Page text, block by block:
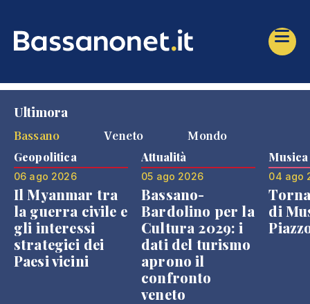
Ultimora
Bassano
Veneto Mondo
Geopolitica
06 ago 2026
Il Myanmar tra
la guerra civile e
gli interessi
strategici dei
Paesi vicini
Attualità
05 ago 2026
Bassano-
Bardolino per la
Cultura 2029: i
dati del turismo
aprono il
confronto
veneto
Musica
04 ago
di